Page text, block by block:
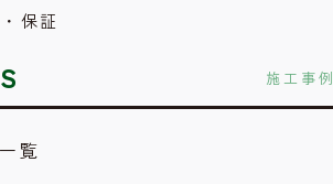
保証
施工事例
覧